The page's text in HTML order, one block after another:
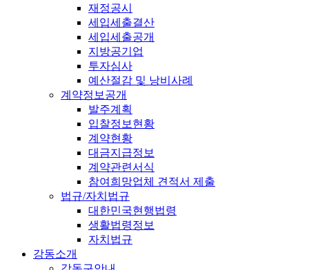
재정공시
세입세출결산
세입세출공개
지방공기업
투자심사
예산절감 및 낭비사례
계약정보공개
발주계획
입찰정보현황
계약현황
대금지급정보
계약관련서식
참여희망업체 견적서 제출
법규/자치법규
대한민국현행법령
생활법령정보
자치법규
강동소개